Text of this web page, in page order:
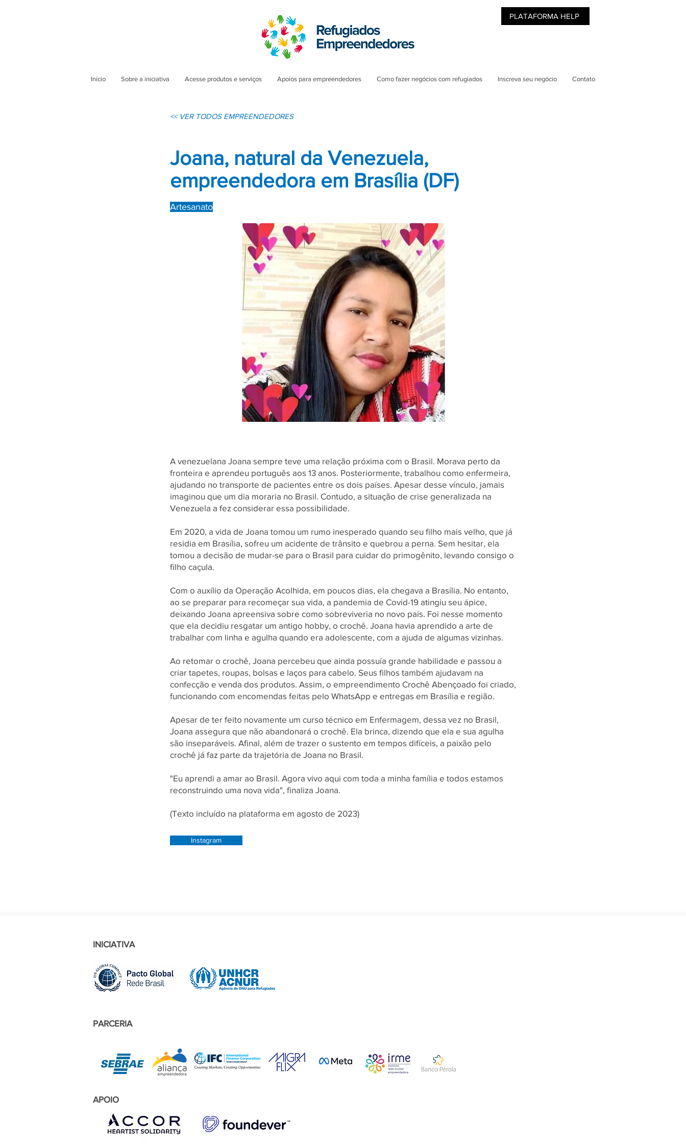
PLATAFORMA HELP
Início Sobre a iniciativa Acesse produtos e serviços Apoios para empreendedores Como fazer negócios com refugiados Inscreva seu negócio Contato
<< VER TODOS EMPREENDEDORES
Joana, natural da Venezuela,
empreendedora em Brasília (DF)
Artesanato
A venezuelana Joana sempre teve uma relação próxima com o Brasil. Morava perto da
fronteira e aprendeu português aos 13 anos. Posteriormente, trabalhou como enfermeira,
ajudando no transporte de pacientes entre os dois países. Apesar desse vínculo, jamais
imaginou que um dia moraria no Brasil. Contudo, a situação de crise generalizada na
Venezuela a fez considerar essa possibilidade.
Em 2020, a vida de Joana tomou um rumo inesperado quando seu filho mais velho, que já
residia em Brasília, sofreu um acidente de trânsito e quebrou a perna. Sem hesitar, ela
tomou a decisão de mudar-se para o Brasil para cuidar do primogênito, levando consigo o
filho caçula.
Com o auxílio da Operação Acolhida, em poucos dias, ela chegava a Brasília. No entanto,
ao se preparar para recomeçar sua vida, a pandemia de Covid-19 atingiu seu ápice,
deixando Joana apreensiva sobre como sobreviveria no novo país. Foi nesse momento
que ela decidiu resgatar um antigo hobby, o crochê. Joana havia aprendido a arte de
trabalhar com linha e agulha quando era adolescente, com a ajuda de algumas vizinhas.
Ao retomar o crochê, Joana percebeu que ainda possuía grande habilidade e passou a
criar tapetes, roupas, bolsas e laços para cabelo. Seus filhos também ajudavam na
confecção e venda dos produtos. Assim, o empreendimento Crochê Abençoado foi criado,
funcionando com encomendas feitas pelo WhatsApp e entregas em Brasília e região.
Apesar de ter feito novamente um curso técnico em Enfermagem, dessa vez no Brasil,
Joana assegura que não abandonará o crochê. Ela brinca, dizendo que ela e sua agulha
são inseparáveis. Afinal, além de trazer o sustento em tempos difíceis, a paixão pelo
crochê já faz parte da trajetória de Joana no Brasil.
"Eu aprendi a amar ao Brasil. Agora vivo aqui com toda a minha família e todos estamos
reconstruindo uma nova vida", finaliza Joana.
(Texto incluído na plataforma em agosto de 2023)
Instagram
INICIATIVA
PARCERIA
APOIO